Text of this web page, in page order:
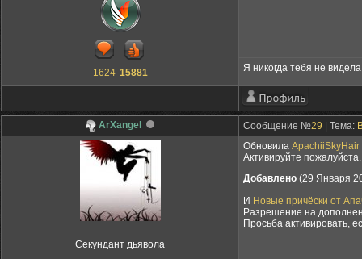
1624 15881 Я никогда тебя не
ArXangel Сообщение №29 | Тема:
Секундант дьявола
Обновила
Активируйте
Добавлено (29 Января
И Новые причёски от
Разрешение на
Просьба активировать,